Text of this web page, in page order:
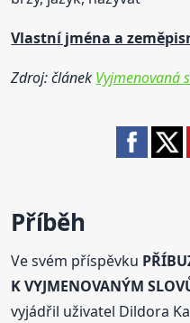
Vlastní jména a
Zdroj: článek Vyjmenovaná
Příběh
Ve svém příspěvku
K VYJMENOVANÝM
vyjádřil uživatel Dildora